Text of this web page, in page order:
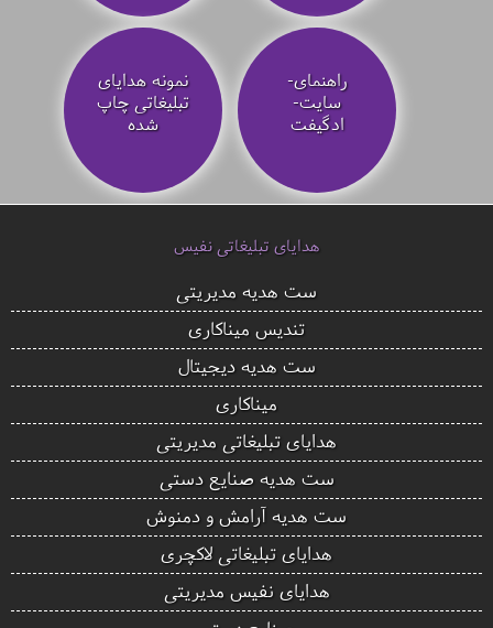
راهنمای-
سایت-
ادگیفت
نمونه هدایای
تبلیغاتی چاپ
شده
هدایای تبلیغاتی نفیس
ست هدیه مدیریتی
تندیس میناکاری
ست هدیه دیجیتال
میناکاری
هدایای تبلیغاتی مدیریتی
ست هدیه صنایع دستی
ست هدیه آرامش و دمنوش
هدایای تبلیغاتی لاکچری
هدایای نفیس مدیریتی